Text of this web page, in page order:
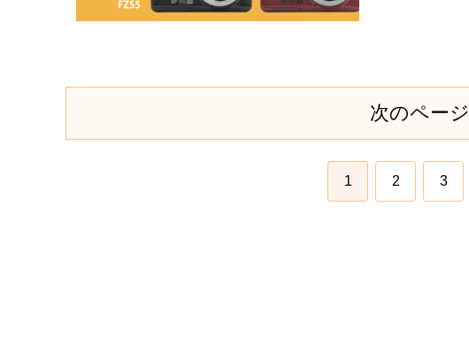
次のページ
1 2 3